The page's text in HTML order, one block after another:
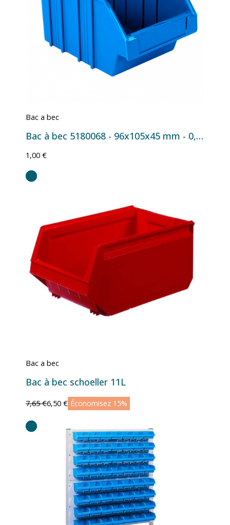
Bac a bec
Bac à bec 5180068 - 96x105x45 mm - 0,2 L Bleu
1,00 €
Bac a bec
Bac à bec schoeller 11L
7,65 €6,50 € Économisez 15%